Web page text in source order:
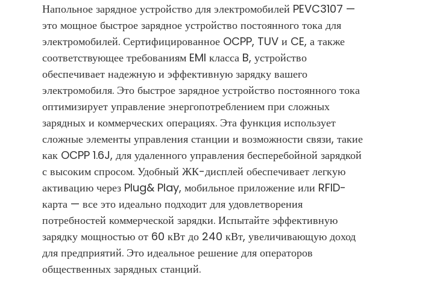
Напольное зарядное устройство для электромобилей PEVC3107 —
это мощное быстрое зарядное устройство постоянного тока для
электромобилей. Сертифицированное OCPP, TUV и CE, а также
соответствующее требованиям EMI класса B, устройство
обеспечивает надежную и эффективную зарядку вашего
электромобиля. Это быстрое зарядное устройство постоянного тока
оптимизирует управление энергопотреблением при сложных
зарядных и коммерческих операциях. Эта функция использует
сложные элементы управления станции и возможности связи, такие
как OCPP 1.6J, для удаленного управления бесперебойной зарядкой
с высоким спросом. Удобный ЖК-дисплей обеспечивает легкую
активацию через Plug& Play, мобильное приложение или RFID-
карта — все это идеально подходит для удовлетворения
потребностей коммерческой зарядки. Испытайте эффективную
зарядку мощностью от 60 кВт до 240 кВт, увеличивающую доход
для предприятий. Это идеальное решение для операторов
общественных зарядных станций.